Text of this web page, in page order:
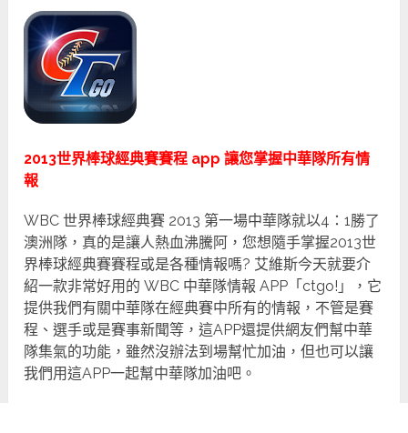
2013世界棒球經典賽賽程 app 讓您掌握中華隊所有情
報
WBC 世界棒球經典賽 2013 第一場中華隊就以4：1勝了
澳洲隊，真的是讓人熱血沸騰阿，您想隨手掌握2013世
界棒球經典賽賽程或是各種情報嗎? 艾維斯今天就要介
紹一款非常好用的 WBC 中華隊情報 APP「ctgo!」，它
提供我們有關中華隊在經典賽中所有的情報，不管是賽
程、選手或是賽事新聞等，這APP還提供網友們幫中華
隊集氣的功能，雖然沒辦法到場幫忙加油，但也可以讓
我們用這APP一起幫中華隊加油吧。